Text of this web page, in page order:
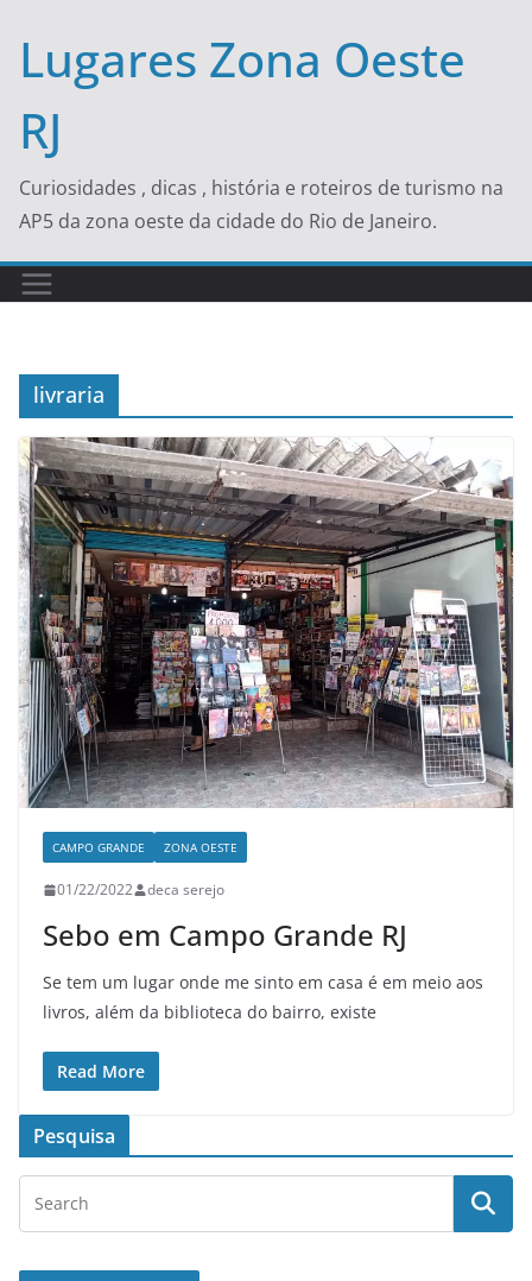
content
Lugares Zona Oeste
RJ
Curiosidades , dicas , história e roteiros de turismo na
AP5 da zona oeste da cidade do Rio de Janeiro.
livraria
CAMPO GRANDE ZONA OESTE
01/22/2022 deca serejo
Sebo em Campo Grande RJ
Se tem um lugar onde me sinto em casa é em meio aos
livros, além da biblioteca do bairro, existe
Read More
Pesquisa